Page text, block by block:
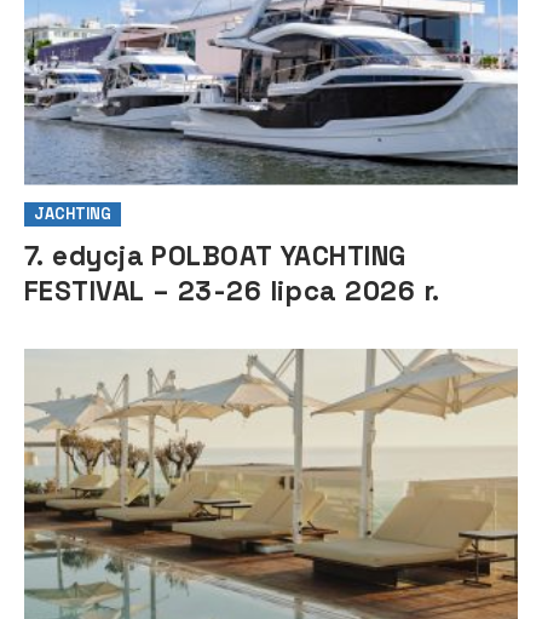
JACHTING
7. edycja POLBOAT YACHTING
FESTIVAL – 23-26 lipca 2026 r.